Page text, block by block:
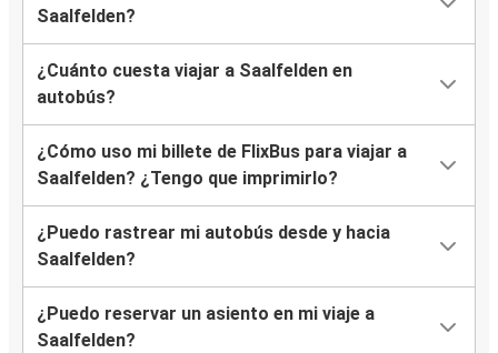
Saalfelden?
¿Cuánto cuesta viajar a Saalfelden en
autobús?
¿Cómo uso mi billete de FlixBus para viajar a
Saalfelden? ¿Tengo que imprimirlo?
¿Puedo rastrear mi autobús desde y hacia
Saalfelden?
¿Puedo reservar un asiento en mi viaje a
Saalfelden?